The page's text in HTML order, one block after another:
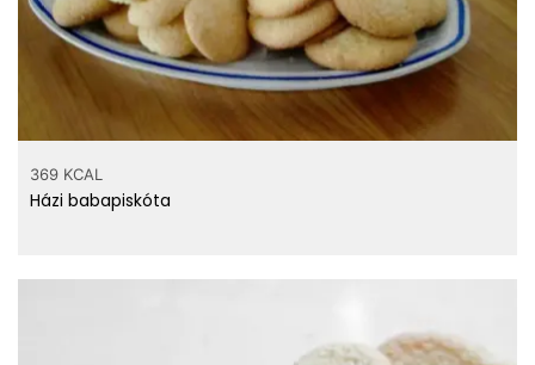
369 KCAL
Házi babapiskóta